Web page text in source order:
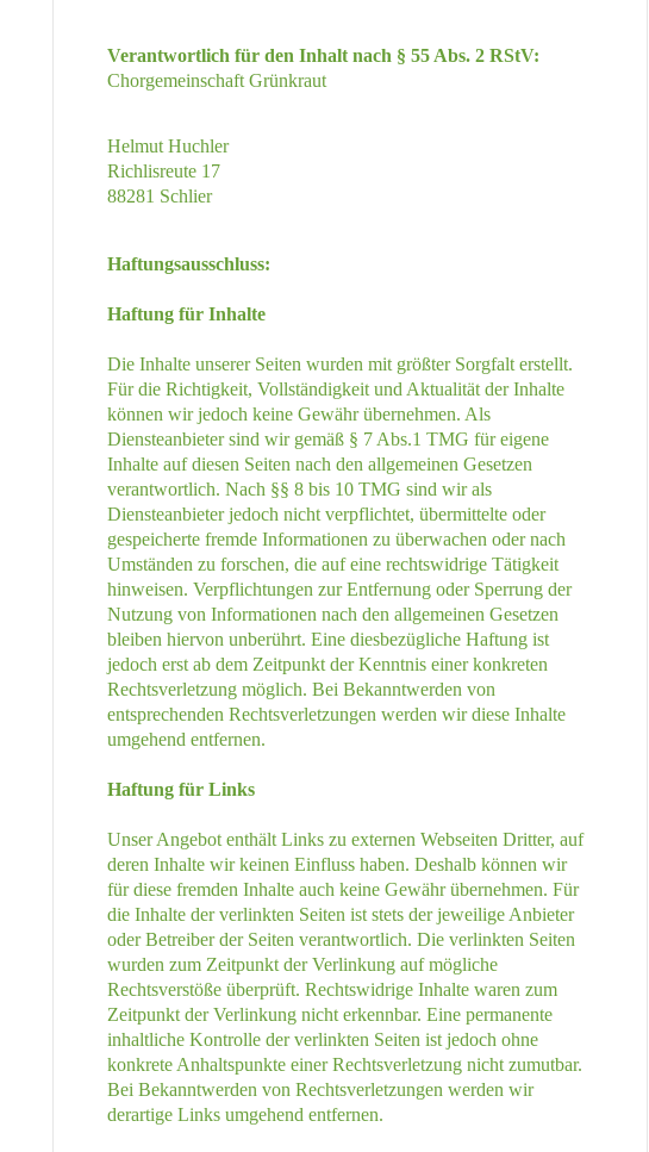
Verantwortlich für den Inhalt nach § 55 Abs. 2 RStV:
Chorgemeinschaft Grünkraut
Helmut Huchler
Richlisreute 17
88281 Schlier
Haftungsausschluss:
Haftung für Inhalte
Die Inhalte unserer Seiten wurden mit größter Sorgfalt erstellt.
Für die Richtigkeit, Vollständigkeit und Aktualität der Inhalte
können wir jedoch keine Gewähr übernehmen. Als
Diensteanbieter sind wir gemäß § 7 Abs.1 TMG für eigene
Inhalte auf diesen Seiten nach den allgemeinen Gesetzen
verantwortlich. Nach §§ 8 bis 10 TMG sind wir als
Diensteanbieter jedoch nicht verpflichtet, übermittelte oder
gespeicherte fremde Informationen zu überwachen oder nach
Umständen zu forschen, die auf eine rechtswidrige Tätigkeit
hinweisen. Verpflichtungen zur Entfernung oder Sperrung der
Nutzung von Informationen nach den allgemeinen Gesetzen
bleiben hiervon unberührt. Eine diesbezügliche Haftung ist
jedoch erst ab dem Zeitpunkt der Kenntnis einer konkreten
Rechtsverletzung möglich. Bei Bekanntwerden von
entsprechenden Rechtsverletzungen werden wir diese Inhalte
umgehend entfernen.
Haftung für Links
Unser Angebot enthält Links zu externen Webseiten Dritter, auf
deren Inhalte wir keinen Einfluss haben. Deshalb können wir
für diese fremden Inhalte auch keine Gewähr übernehmen. Für
die Inhalte der verlinkten Seiten ist stets der jeweilige Anbieter
oder Betreiber der Seiten verantwortlich. Die verlinkten Seiten
wurden zum Zeitpunkt der Verlinkung auf mögliche
Rechtsverstöße überprüft. Rechtswidrige Inhalte waren zum
Zeitpunkt der Verlinkung nicht erkennbar. Eine permanente
inhaltliche Kontrolle der verlinkten Seiten ist jedoch ohne
konkrete Anhaltspunkte einer Rechtsverletzung nicht zumutbar.
Bei Bekanntwerden von Rechtsverletzungen werden wir
derartige Links umgehend entfernen.